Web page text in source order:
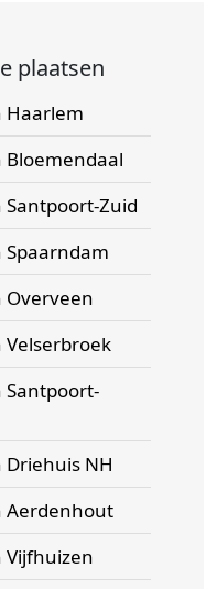
plaatsen
Haarlem
Zuid
NH
Aerdenhout